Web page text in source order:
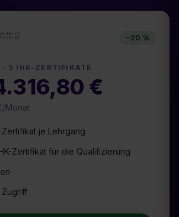
−20 %
5 IHK-ZERTIFIKATE
€
Monat
Zertifikat je Lehrgang
Zertifikat für die Qualifizierung
Zugriff